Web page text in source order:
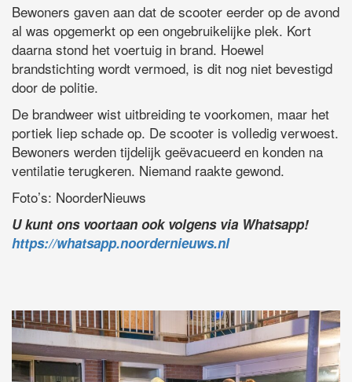
Bewoners gaven aan dat de scooter eerder op de avond
al was opgemerkt op een ongebruikelijke plek. Kort
daarna stond het voertuig in brand. Hoewel
brandstichting wordt vermoed, is dit nog niet bevestigd
door de politie.
De brandweer wist uitbreiding te voorkomen, maar het
portiek liep schade op. De scooter is volledig verwoest.
Bewoners werden tijdelijk geëvacueerd en konden na
ventilatie terugkeren. Niemand raakte gewond.
Foto’s: NoorderNieuws
U kunt ons voortaan ook volgens via Whatsapp!
https://whatsapp.noordernieuws.nl